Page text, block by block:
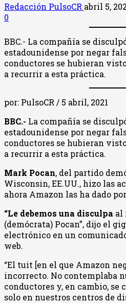
Redacción PulsoCR abril 5,
0
BBC.- La compañía se
estadounidense por negar
conductores se hubieran
a recurrir a esta práctica.
por: PulsoCR / 5 abril, 2021
BBC.- La compañía se
estadounidense por negar
conductores se hubieran
a recurrir a esta práctica.
Mark Pocan, del partido
Wisconsin, EE.UU., hizo las
ahora Amazon las ha dado
“Le debemos una disculpa al
(demócrata) Pocan”, dijo el
electrónico en un
web.
“El tuit [en el que Amazon
incorrecto. No contemplaba
conductores y, en cambio, se
solo en nuestros centros de